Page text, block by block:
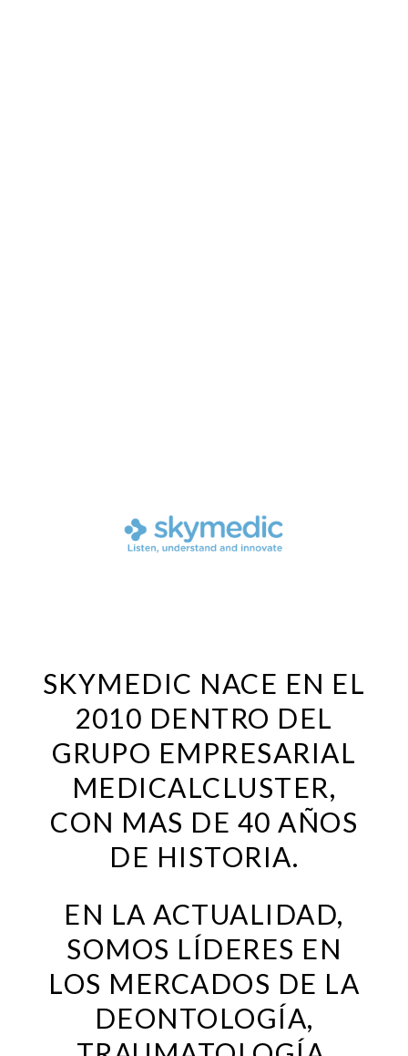
SKYMEDIC NACE EN EL
2010 DENTRO DEL
GRUPO EMPRESARIAL
MEDICALCLUSTER,
CON MAS DE 40 AÑOS
DE HISTORIA.
EN LA ACTUALIDAD,
SOMOS LÍDERES EN
LOS MERCADOS DE LA
DEONTOLOGÍA,